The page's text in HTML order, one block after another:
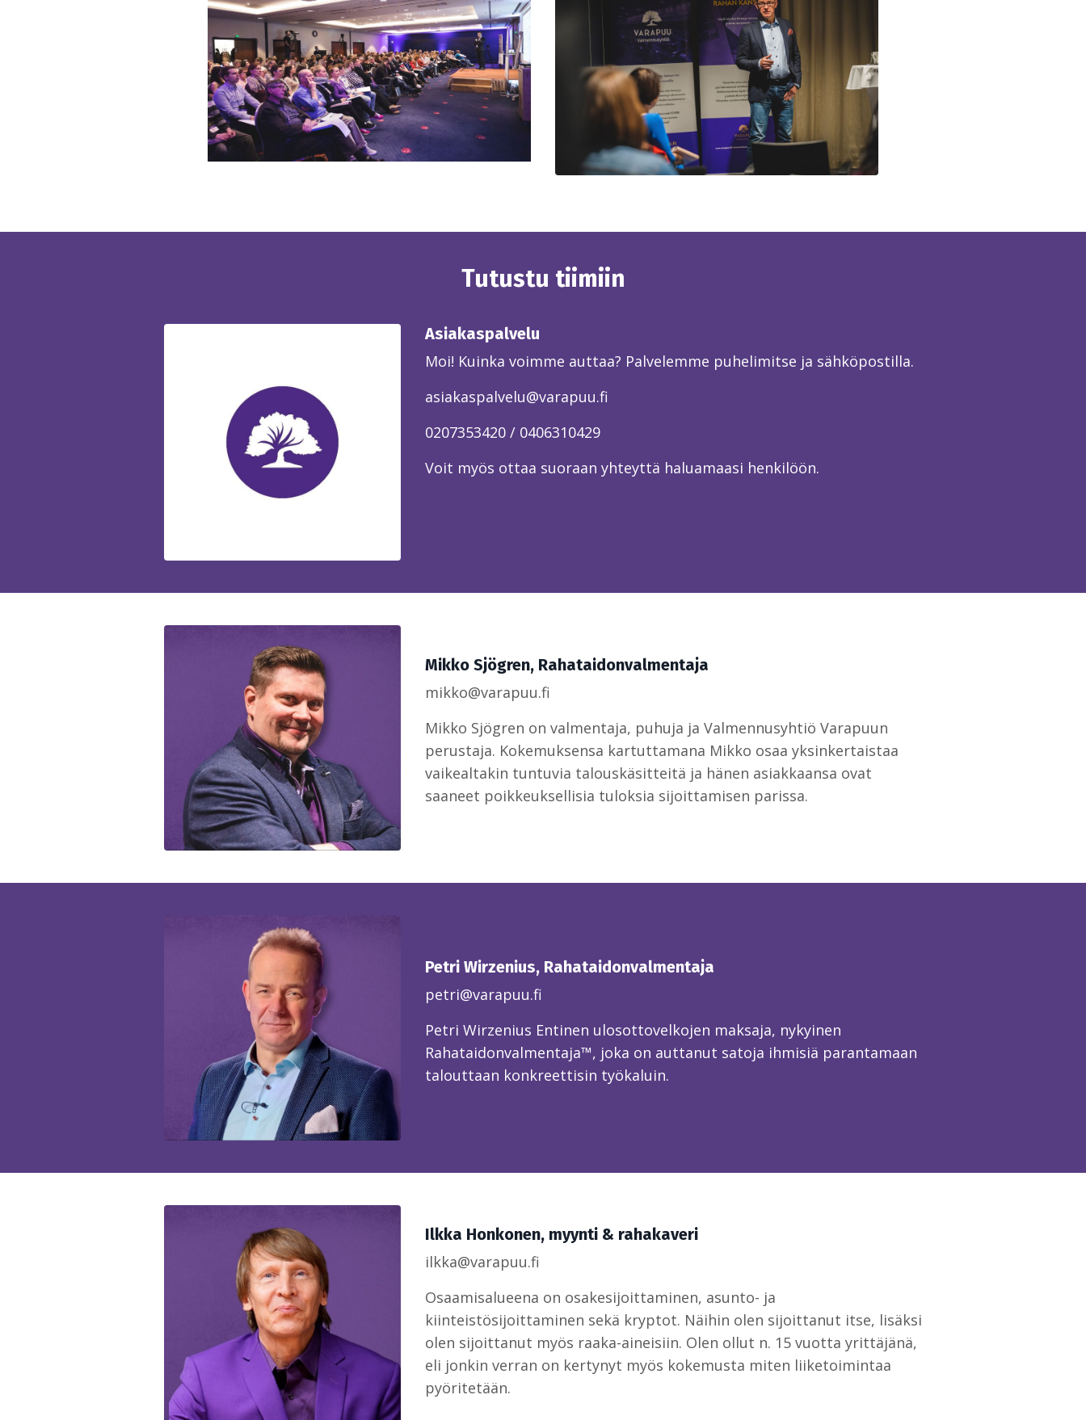
Tutustu tiimiin
Asiakaspalvelu
Moi! Kuinka voimme auttaa? Palvelemme puhelimitse ja sähköpostilla.
asiakaspalvelu@varapuu.fi
0207353420 / 0406310429
Voit myös ottaa suoraan yhteyttä haluamaasi henkilöön.
Mikko Sjögren, Rahataidonvalmentaja
mikko@varapuu.fi
Mikko Sjögren on valmentaja, puhuja ja Valmennusyhtiö Varapuun
perustaja. Kokemuksensa kartuttamana Mikko osaa yksinkertaistaa
vaikealtakin tuntuvia talouskäsitteitä ja hänen asiakkaansa ovat
saaneet poikkeuksellisia tuloksia sijoittamisen parissa.
Petri Wirzenius, Rahataidonvalmentaja
petri@varapuu.fi
Petri Wirzenius Entinen ulosottovelkojen maksaja, nykyinen
Rahataidonvalmentaja™, joka on auttanut satoja ihmisiä parantamaan
talouttaan konkreettisin työkaluin.
Ilkka Honkonen, myynti & rahakaveri
ilkka@varapuu.fi
Osaamisalueena on osakesijoittaminen, asunto- ja
kiinteistösijoittaminen sekä kryptot. Näihin olen sijoittanut itse, lisäksi
olen sijoittanut myös raaka-aineisiin. Olen ollut n. 15 vuotta yrittäjänä,
eli jonkin verran on kertynyt myös kokemusta miten liiketoimintaa
pyöritetään.